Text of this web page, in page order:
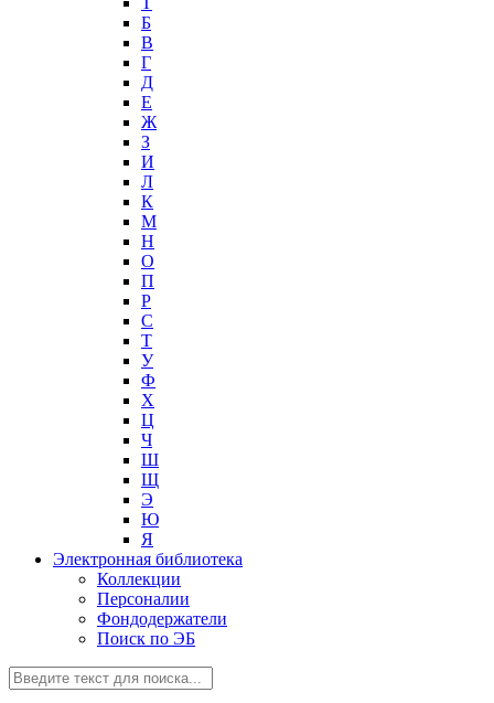
Б
В
Г
Д
Е
Ж
З
И
Л
К
М
Н
О
П
Р
С
Т
У
Ф
Х
Ц
Ч
Ш
Щ
Э
Ю
Я
Электронная библиотека
Коллекции
Персоналии
Фондодержатели
Поиск по ЭБ